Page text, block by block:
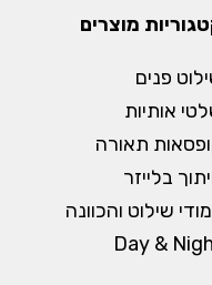
מוצרים
פנים
אותיות
תאורה
בלייזר
שילוט והכוונה
Day &